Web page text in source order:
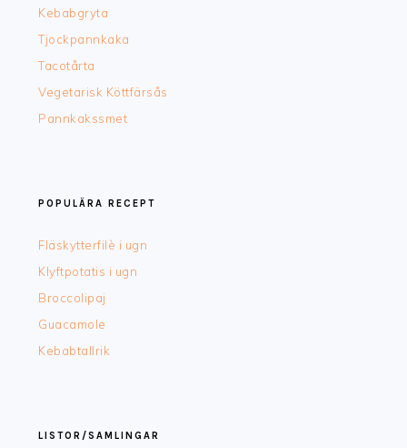
Kebabgryta
Tjockpannkaka
Tacotårta
Vegetarisk Köttfärsås
Pannkakssmet
POPULÄRA RECEPT
Fläskytterfilè i ugn
Klyftpotatis i ugn
Broccolipaj
Guacamole
Kebabtallrik
LISTOR/SAMLINGAR